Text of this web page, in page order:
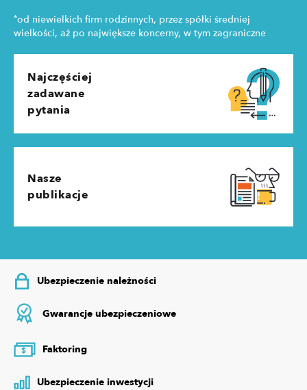
*od niewielkich firm rodzinnych, przez spółki średniej
wielkości, aż po największe koncerny, w tym zagraniczne
Najczęściej
zadawane
pytania
Nasze
publikacje
Ubezpieczenie należności
Gwarancje ubezpieczeniowe
$ Faktoring
Ubezpieczenie inwestycji